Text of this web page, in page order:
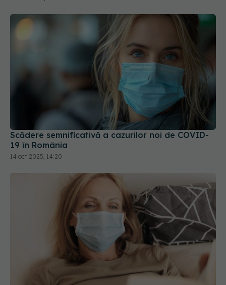
Scădere semnificativă a cazurilor noi de COVID-
19 în România
14 oct 2025, 14:20
Long-COVID lovește femeile mai mult decât
bărbații. Efectul secundar care apare la femeile